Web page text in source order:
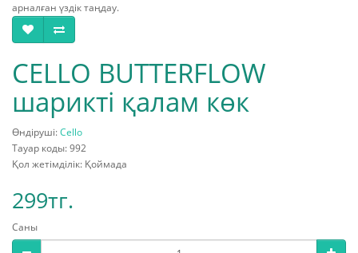
арналған үздік таңдау.
CELLO BUTTERFLOW
шарикті қалам көк
Өндіруші:Cello
Тауар коды: 992
Қол жетімділік: Қоймада
299тг.
Саны